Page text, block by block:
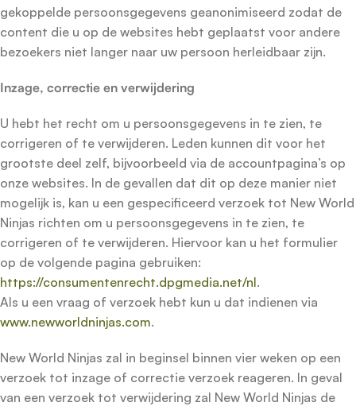
gekoppelde persoonsgegevens geanonimiseerd zodat de
content die u op de websites hebt geplaatst voor andere
bezoekers niet langer naar uw persoon herleidbaar zijn.
Inzage, correctie en verwijdering
U hebt het recht om u persoonsgegevens in te zien, te
corrigeren of te verwijderen. Leden kunnen dit voor het
grootste deel zelf, bijvoorbeeld via de accountpagina’s op
onze websites. In de gevallen dat dit op deze manier niet
mogelijk is, kan u een gespecificeerd verzoek tot New World
Ninjas richten om u persoonsgegevens in te zien, te
corrigeren of te verwijderen. Hiervoor kan u het formulier
op de volgende pagina gebruiken:
https://consumentenrecht.dpgmedia.net/nl.
Als u een vraag of verzoek hebt kun u dat indienen via
www.newworldninjas.com.
New World Ninjas zal in beginsel binnen vier weken op een
verzoek tot inzage of correctie verzoek reageren. In geval
van een verzoek tot verwijdering zal New World Ninjas de